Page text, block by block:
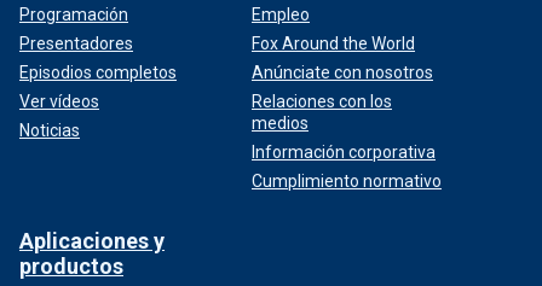
Programación
Presentadores
Episodios completos
Ver vídeos
Noticias
Empleo
Fox Around the World
Anúnciate con nosotros
Relaciones con los
medios
Información corporativa
Cumplimiento normativo
Aplicaciones y
productos